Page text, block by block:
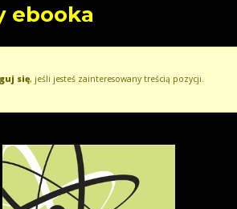
ebooka
się, jeśli jesteś zainteresowany treścią pozycji.